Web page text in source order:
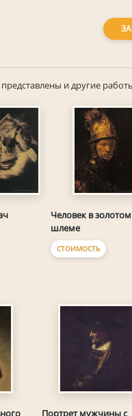
и другие
Человек в золотом
шлеме
СТОИМОСТЬ
Портрет мужчины с